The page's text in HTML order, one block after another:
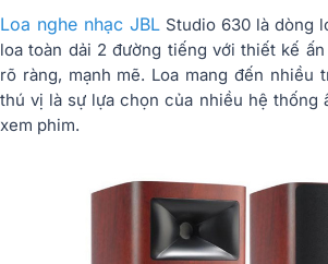
Loa nghe nhạc JBL Studio 630 là dòng
loa toàn dải 2 đường tiếng với thiết kế
rõ ràng, mạnh mẽ. Loa mang đến nhiều
thú vị là sự lựa chọn của nhiều hệ thống
xem phim.